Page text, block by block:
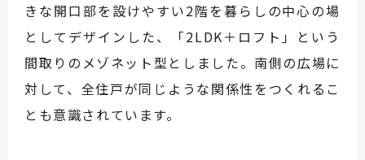
きな開口部を設けやすい2階を暮らしの中心の場
としてデザインした、「2LDK＋ロフト」という
間取りのメゾネット型としました。南側の広場に
対して、全住戸が同じような関係性をつくれるこ
とも意識されています。